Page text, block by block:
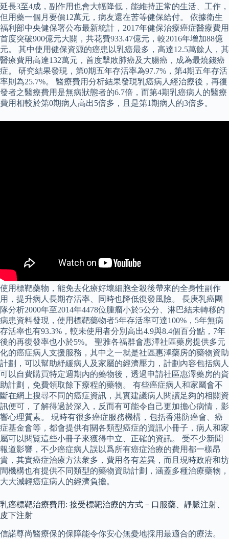
延長3至4成，副作用也會大幅降低，能維持正常的生活、工作，
但用藥一個月要價12萬元，病友還在苦等健保給付。 依據衛生
福利部中央健保署公布最新統計，2017年健保治療癌症醫療費用
首度突破900億元大關，共花費933.47億元，較2016年增加88億
元。 其中使用健保資源的癌患以乳癌最多，高達12.5萬餘人，其
醫療費用高達132萬元，首度擊敗肺癌及大腸癌，成為最燒錢癌
症。 研究結果發現，第0期五年存活率為97.7%，第4期五年存活
率則為25.7%。 醫療費用分析結果發現乳癌病人經治療後，再復
發者之醫療費用是無病狀態者的6.7倍，而第4期乳癌病人的醫療
費用相較於第0期病人高出5倍多，且是第1期病人的3倍多。
使用標靶藥物，能免去化療好壞細胞全殺後帶來的全身性副作
用，提升病人長期存活率、同時也降低復發風險。 長庚乳癌團
隊分析2000年至2014年4478位腫瘤小於5公分、淋巴結未轉移的
病患資料發現，使用標靶藥物者5年存活率可達100%，5年無病
存活率也有93.3%，較未使用者分別高出4.9與8.4個百分點，7年
後的再復發率也小於5%。 聖雅各福群會惠澤社區藥房提供多元
化的癌症病人支援服務，其中之一就是社區惠澤藥房的藥物資助
計劃，可以幫助紓緩病人及家屬的經濟壓力，計劃內容包括病人
可以自費購買特定週期內的藥物後，透過申請社區惠澤藥房的資
助計劃，免費領取餘下療程的藥物。 有些癌症病人和家屬會不
斷在網上搜尋不同的癌症資訊，其實建議病人閱讀足夠的相關資
訊便可，了解得過於深入，反而有可能令自己更加擔心病情，影
響心理質素。 現時有很多癌症服務機構，包括香港防癌會、癌
症基金會等，都會提供有關各類型癌症的資訊小冊子，病人和家
屬可以閱覧這些小冊子來獲得中立、正確的資訊。 受不少新聞
報道影響，不少癌症病人誤以爲所有癌症治療的費用都一樣昂
貴，其實癌症治療方法衆多，費用各有差異，而且現時政府和坊
間機構也有提供不同類型的藥物資助計劃，涵蓋多種治療藥物，
大大減輕癌症病人的經濟負擔。
乳癌標靶治療費用: 接受標靶治療的方式－口服藥、靜脈注射、
皮下注射
信諾尊尚醫療保的保障能令你安心無憂地採用最適合的療法。